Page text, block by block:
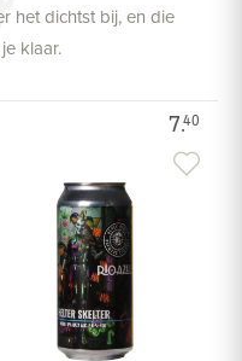
het dichtst bij, en die
klaar.
7.40